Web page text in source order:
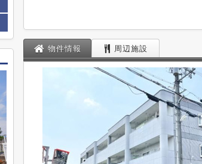
物件情報 周辺施設